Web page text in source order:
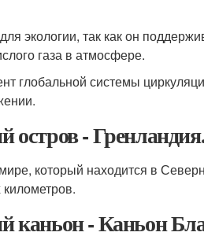
экологии, так как он
газа в атмосфере.
глобальной системы
-
который находится в
каньон - Каньон